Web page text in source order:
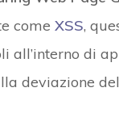
come XSS,
all’interno di
deviazione